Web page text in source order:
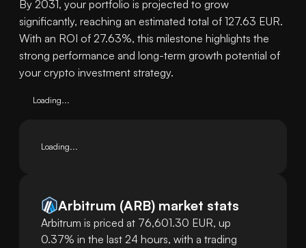
By 2031, your portfolio is projected to grow
significantly, reaching an estimated total of 127.63 EUR.
With an ROI of 27.63%, this milestone highlights the
strong performance and long-term growth potential of
your crypto investment strategy.
Loading...
Loading...
Arbitrum (ARB) market stats
Arbitrum is priced at 76,601.30 EUR, up
0.37% in the last 24 hours, with a trading